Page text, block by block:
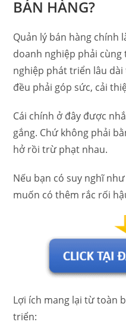
BÁN HÀNG?
Quản lý bán hàng chính
doanh nghiệp phải
nghiệp phát triển lâu
đều phải góp sức, cải
Cái chính ở đây được
gắng. Chứ không phải
hở rồi trừ phạt nhau.
Nếu bạn có suy nghĩ
muốn có thêm rắc rối
Lợi ích mang lại từ toàn
triển: